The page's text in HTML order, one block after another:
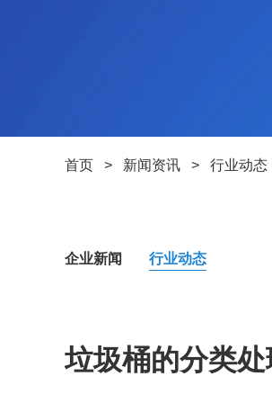
首页 > 新闻资讯 > 行业动态
企业新闻 行业动态
垃圾桶的分类